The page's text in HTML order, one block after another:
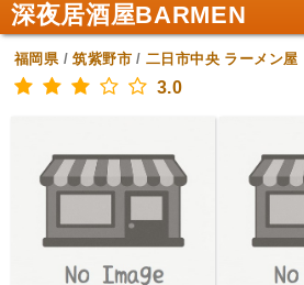
深夜居酒屋BARMEN
福岡県/筑紫野市/二日市中央 ラーメン屋
3.0